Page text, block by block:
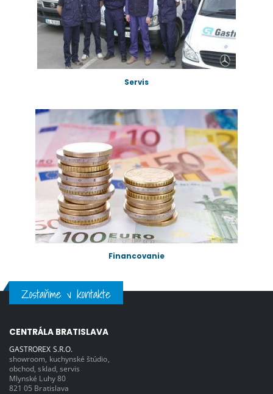
Servis
Financovanie
Zostaňme v kontakte
CENTRÁLA BRATISLAVA
GASTROREX S.R.O.
showroom, kuchynské štúdio,
obchod, sklad, servis
Mlynské Luhy 80
821 05 Bratislava